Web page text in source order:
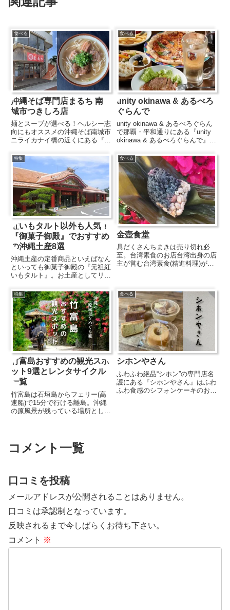
食べる
沖縄そば専門店まるち 南
城市つきしろ店
麺とスープが選べる！ヘルシー志
向にもオススメの沖縄そば南城市
ニライカナイ橋の近くにある『沖
ある「ちゅるげーそば」の姉妹
店。基本の「沖縄そば」や、ソー
キ、三枚肉、てびちが乗った「ま
るちそば」などメニューが決まっ
た...
食べる
unity okinawa & あるべろ
ぐらんで
unity okinawa & あるべろぐらん
で那覇・平和通りにある『unity
okinawa & あるべろぐらんで』
融合したユニークなスポット。オ
リジナルやセレクトの沖縄らしい
ファッションを楽しみつつ、併
設...
特集
紅いもタルト以外も人気！
『御菓子御殿』でおすすめ
の沖縄土産8選
沖縄土産の定番商品といえばなん
といっても御菓子御殿の『元祖紅
いもタルト』。お土産としてリク
イーツですが、2023年7月現在、
原料になっている紅芋の生産量が
不足しているため、品薄状態が続
いています。そこで今回は、...
食べる
金壺食堂
具だくさんちまきは売り切れ必
至。台湾素食のお店台湾出身の店
主が営む台湾素食(精進料理)がい
と並べられたお野菜のおかずはど
れも出汁をきかせた身体に優し
い...
特集
竹富島おすすめの観光スポ
ット9選とレンタサイクル
一覧
竹富島は石垣島からフェリー(高
速船)で15分で行ける離島。沖縄
の原風景が残っている場所として
レンタサイクルの情報をご紹介し
ます！竹富島のおすすめ観光ス...
食べる
シホンやさん
ふわふわ絶品“シホン”の専門店名
護にある『シホンやさん』はふわ
ふわ食感のシフォンケーキのお
コメント一覧
口コミを投稿
メールアドレスが公開されることはありません。
口コミは承認制となっています。
反映されるまで今しばらくお待ち下さい。
コメント ※